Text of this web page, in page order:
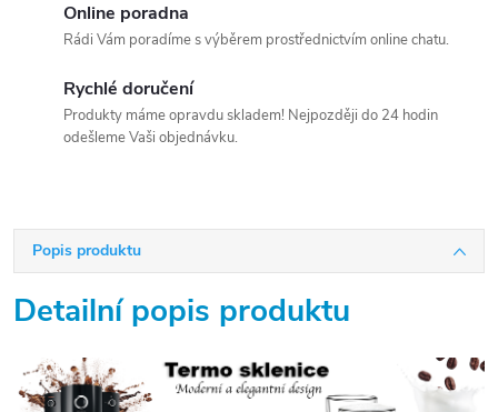
Online poradna
Rádi Vám poradíme s výběrem prostřednictvím online chatu.
Rychlé doručení
Produkty máme opravdu skladem! Nejpozději do 24 hodin
odešleme Vaši objednávku.
Popis produktu
Detailní popis produktu